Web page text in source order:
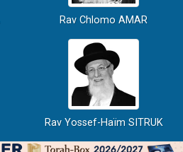
Rav Chlomo AMAR
Rav Yossef-Haïm SITRUK